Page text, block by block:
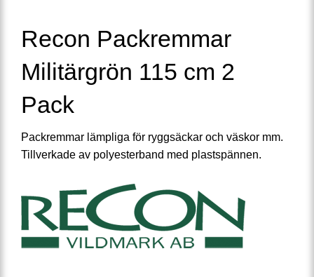
Recon Packremmar
Militärgrön 115 cm 2
Pack
Packremmar lämpliga för ryggsäckar och väskor mm.
Tillverkade av polyesterband med plastspännen.